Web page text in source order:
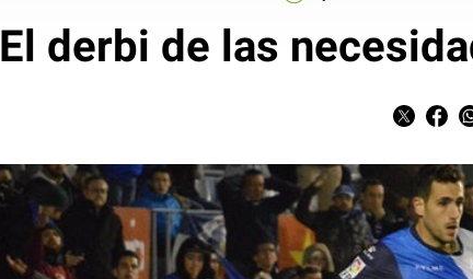
El derbi de las